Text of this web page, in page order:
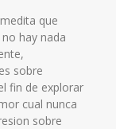
que
hay nada
sobre
fin de explorar
cual nunca
sobre